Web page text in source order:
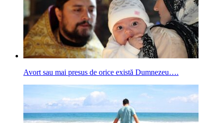
Avort sau mai presus de orice există Dumnezeu….